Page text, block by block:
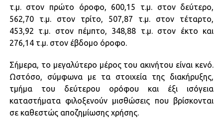
τ.μ. στον πρώτο όροφο, 600,15 τ.μ. στον δεύτερο,
562,70 τ.μ. στον τρίτο, 507,87 τ.μ. στον τέταρτο,
453,92 τ.μ. στον πέμπτο, 348,88 τ.μ. στον έκτο και
276,14 τ.μ. στον έβδομο όροφο.
Σήμερα, το μεγαλύτερο μέρος του ακινήτου είναι κενό.
Ωστόσο, σύμφωνα με τα στοιχεία της διακήρυξης,
τμήμα του δεύτερου ορόφου και έξι ισόγεια
καταστήματα φιλοξενούν μισθώσεις που βρίσκονται
σε καθεστώς αποζημίωσης χρήσης.